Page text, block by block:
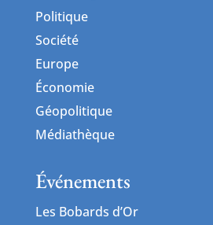
Politique
Société
Europe
Économie
Géopolitique
Médiathèque
Événements
Les Bobards d’Or